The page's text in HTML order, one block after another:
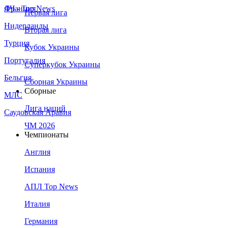
Франция
Нидерланды
Турция
Португалия
Бельгия
МЛС
Саудовская Аравия
ЛЧ - Top News
Первая лига
Вторая лига
Кубок Украины
Суперкубок Украины
Сборная Украины
Сборные
Лига наций
ЧМ 2026
Чемпионаты
Англия
Испания
АПЛ Top News
Италия
Германия